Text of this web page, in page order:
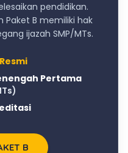
pendidikan.
Paket B memiliki hak
ijazah SMP/MTs.
Resmi
Pertama
B